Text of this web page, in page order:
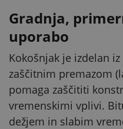
Gradnja,
uporabo
Kokošnjak je izdelan
zaščitnim premazom
pomaga zaščititi
vremenskimi vplivi.
dežjem in slabim